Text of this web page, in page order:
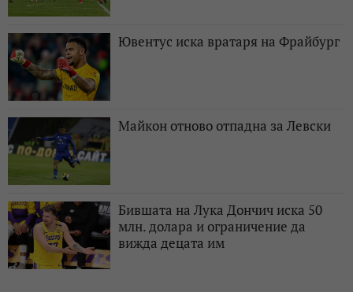
Ювентус иска вратаря на Фрайбург
Майкон отново отпадна за Левски
Бившата на Лука Дончич иска 50
млн. долара и ограничение да
вижда децата им